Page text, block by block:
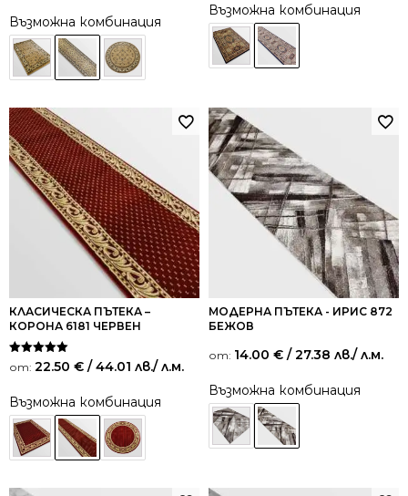
Възможна комбинация
Възможна комбинация
КЛАСИЧЕСКА ПЪТЕКА –
КОРОНА 6181 ЧЕРВЕН
Оценено на
5.00
от: 22.50 € / 44.01 лв./ л.м.
Възможна комбинация
МОДЕРНА ПЪТЕКА - ИРИС 872
БЕЖОВ
от: 14.00 € / 27.38 лв./ л.м.
Възможна комбинация